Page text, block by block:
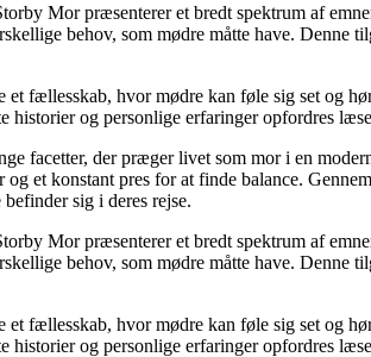
Mor præsenterer et bredt spektrum af
behov, som mødre måtte have.
et fællesskab, hvor mødre kan føle sig set og
og personlige erfaringer opfordres
facetter, der præger livet som mor i en
et konstant pres for at finde balance.
sig i deres rejse.
Mor præsenterer et bredt spektrum af
behov, som mødre måtte have.
et fællesskab, hvor mødre kan føle sig set og
og personlige erfaringer opfordres